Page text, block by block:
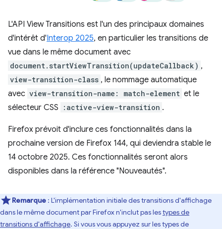
L'API View Transitions est l'un des principaux domaines
d'intérêt d'Interop 2025, en particulier les transitions de
vue dans le même document avec
document.startViewTransition(updateCallback) ,
view-transition-class , le nommage automatique
avec view-transition-name: match-element et le
sélecteur CSS
:active-view-transition .
Firefox prévoit d'inclure ces fonctionnalités dans la
prochaine version de Firefox 144, qui deviendra stable le
14 octobre 2025. Ces fonctionnalités seront alors
disponibles dans la référence "Nouveautés".
Remarque : L'implémentation initiale des transitions d'affichage
dans le même document par Firefox n'inclut pas lestypes de
transitions d'affichage. Si vous vous appuyez sur les types de